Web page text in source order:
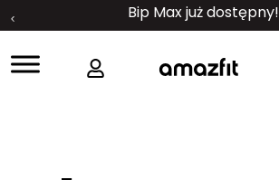
Bip Max już dostępny!